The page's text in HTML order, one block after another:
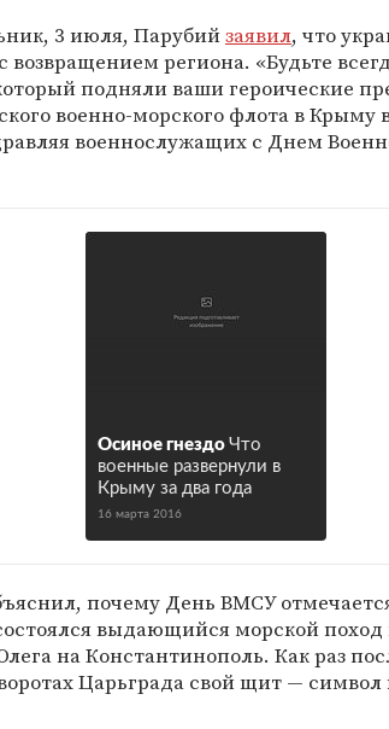
3 июля, Парубийзаявил, что
возвращением региона. «Будьте
подняли ваши героические
военно-морского флота в Крыму
военнослужащих с Днем
Осиное гнездо Что
военные развернули в
Крыму за два года
16 марта 2016
почему День ВМСУ
выдающийся морской поход
на Константинополь. Как раз
Царьграда свой щит —